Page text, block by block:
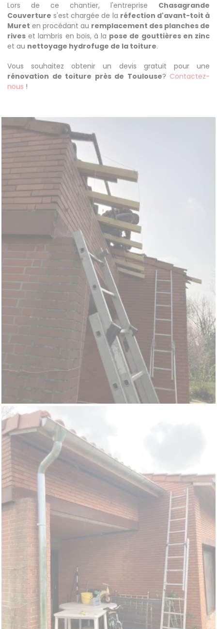
Lors de ce chantier, l'entreprise Chasagrande
Couverture s'est chargée de la réfection d'avant-toit à
Muret en procédant au remplacement des planches de
rives et lambris en bois, à la pose de gouttières en zinc
et au nettoyage hydrofuge de la toiture.
Vous souhaitez obtenir un devis gratuit pour une
rénovation de toiture près de Toulouse? Contactez-
nous !